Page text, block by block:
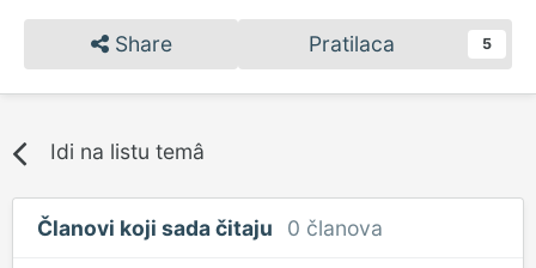
Share Pratilaca 5
Idi na listu temâ
Članovi koji sada čitaju 0 članova